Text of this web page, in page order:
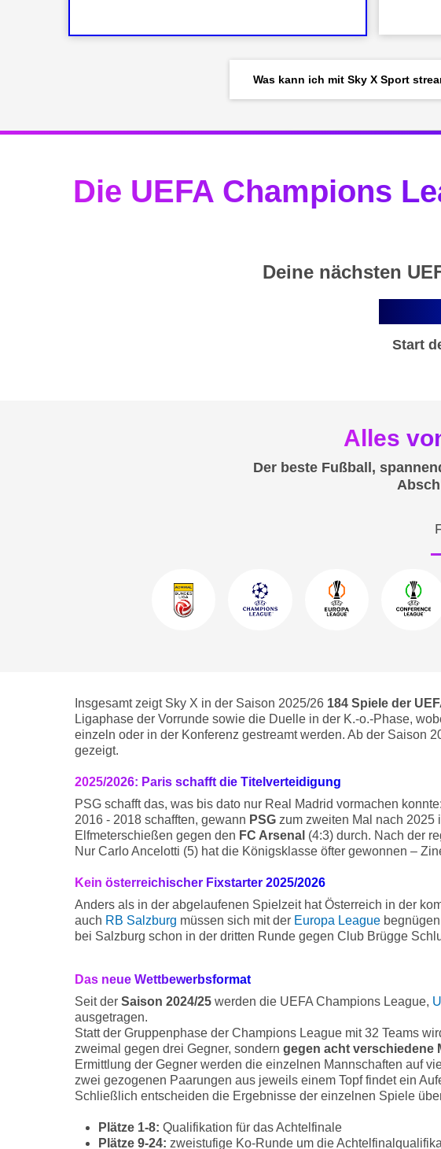
Was kann ich mit Sky X Sport
Die UEFA Champions
Deine nächsten
Start
Alles
Der beste Fußball,
Insgesamt zeigt Sky X in der Saison 2025/26 184 Spiele der
Ligaphase der Vorrunde sowie die Duelle in der K.-o.-Phase,
einzeln oder in der Konferenz gestreamt werden. Ab der Saison
gezeigt.
2025/2026: Paris schafft die Titelverteidigung
PSG schafft das, was bis dato nur Real Madrid vormachen
2016 - 2018 schafften, gewann PSGzum zweiten Mal nach 2025
Elfmeterschießen gegen den FC Arsenal (4:3) durch. Nach der
Nur Carlo Ancelotti (5) hat die Königsklasse öfter gewonnen –
Kein österreichischer Fixstarter 2025/2026
Anders als in der abgelaufenen Spielzeit hat Österreich in der
auch RB Salzburg müssen sich mit der Europa League
bei Salzburg schon in der dritten Runde gegen Club Brügge
Das neue Wettbewerbsformat
Seit der Saison 2024/25 werden die UEFA Champions League,
ausgetragen.
Statt der Gruppenphase der Champions League mit 32 Teams
zweimal gegen drei Gegner, sondern gegen acht verschiedene
Ermittlung der Gegner werden die einzelnen Mannschaften auf
zwei gezogenen Paarungen aus jeweils einem Topf findet ein
Schließlich entscheiden die Ergebnisse der einzelnen Spiele
Plätze 1-8: Qualifikation für das Achtelfinale
Plätze 9-24: zweistufige Ko-Runde um die